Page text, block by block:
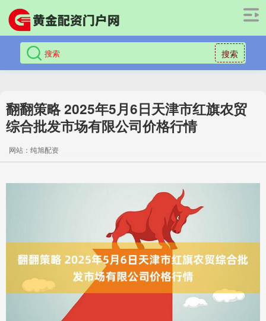
搜索
翻翻策略 2025年5月6日天津市红旗农贸
综合批发市场有限公司价格行情
网站：纯旭配资